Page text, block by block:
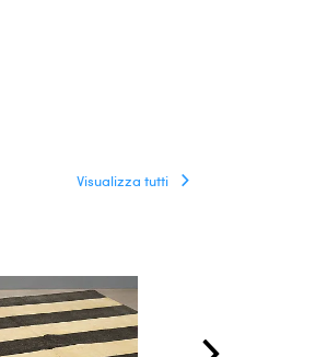
Visualizza tutti